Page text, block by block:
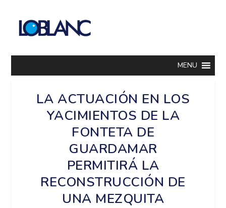
MENU
LA ACTUACIÓN EN LOS
YACIMIENTOS DE LA
FONTETA DE
GUARDAMAR
PERMITIRÁ LA
RECONSTRUCCIÓN DE
UNA MEZQUITA